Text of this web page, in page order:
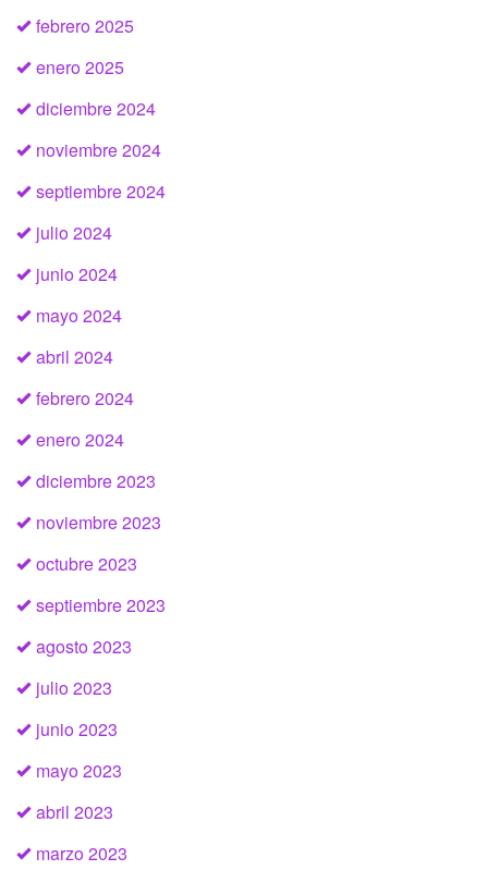
febrero 2025
enero 2025
diciembre 2024
noviembre 2024
septiembre 2024
julio 2024
junio 2024
mayo 2024
abril 2024
febrero 2024
enero 2024
diciembre 2023
noviembre 2023
octubre 2023
septiembre 2023
agosto 2023
julio 2023
junio 2023
mayo 2023
abril 2023
marzo 2023